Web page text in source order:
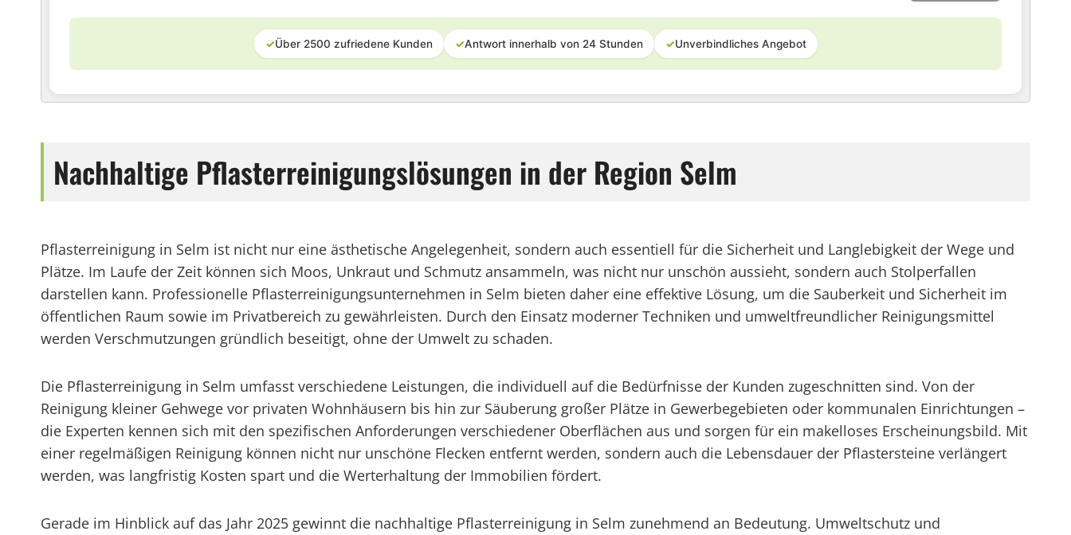
✓Über 2500 zufriedene Kunden ✓Antwort innerhalb von 24 Stunden ✓Unverbindliches Angebot
Nachhaltige Pflasterreinigungslösungen in der Region Selm
Pflasterreinigung in Selm ist nicht nur eine ästhetische Angelegenheit, sondern auch essentiell für die Sicherheit und Langlebigkeit der Wege und
Plätze. Im Laufe der Zeit können sich Moos, Unkraut und Schmutz ansammeln, was nicht nur unschön aussieht, sondern auch Stolperfallen
darstellen kann. Professionelle Pflasterreinigungsunternehmen in Selm bieten daher eine effektive Lösung, um die Sauberkeit und Sicherheit im
öffentlichen Raum sowie im Privatbereich zu gewährleisten. Durch den Einsatz moderner Techniken und umweltfreundlicher Reinigungsmittel
werden Verschmutzungen gründlich beseitigt, ohne der Umwelt zu schaden.
Die Pflasterreinigung in Selm umfasst verschiedene Leistungen, die individuell auf die Bedürfnisse der Kunden zugeschnitten sind. Von der
Reinigung kleiner Gehwege vor privaten Wohnhäusern bis hin zur Säuberung großer Plätze in Gewerbegebieten oder kommunalen Einrichtungen –
die Experten kennen sich mit den spezifischen Anforderungen verschiedener Oberflächen aus und sorgen für ein makelloses Erscheinungsbild. Mit
einer regelmäßigen Reinigung können nicht nur unschöne Flecken entfernt werden, sondern auch die Lebensdauer der Pflastersteine verlängert
werden, was langfristig Kosten spart und die Werterhaltung der Immobilien fördert.
Gerade im Hinblick auf das Jahr 2025 gewinnt die nachhaltige Pflasterreinigung in Selm zunehmend an Bedeutung. Umweltschutz und